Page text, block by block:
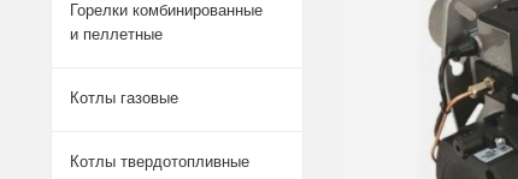
Горелки комбинированные
и пеллетные
Котлы газовые
Котлы твердотопливные